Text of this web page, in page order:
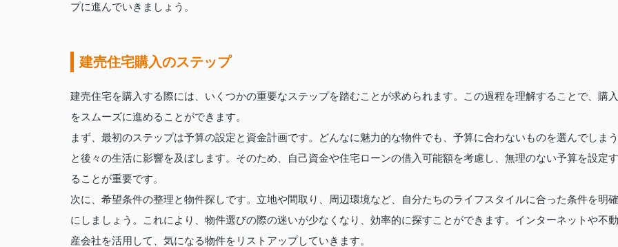
プに進んでいきましょう。
建売住宅購入のステップ
建売住宅を購入する際には、いくつかの重要なステップを踏むことが求められます。この過程を理解することで、購入
をスムーズに進めることができます。
まず、最初のステップは予算の設定と資金計画です。どんなに魅力的な物件でも、予算に合わないものを選んでしまう
と後々の生活に影響を及ぼします。そのため、自己資金や住宅ローンの借入可能額を考慮し、無理のない予算を設定す
ることが重要です。
次に、希望条件の整理と物件探しです。立地や間取り、周辺環境など、自分たちのライフスタイルに合った条件を明確
にしましょう。これにより、物件選びの際の迷いが少なくなり、効率的に探すことができます。インターネットや不動
産会社を活用して、気になる物件をリストアップしていきます。